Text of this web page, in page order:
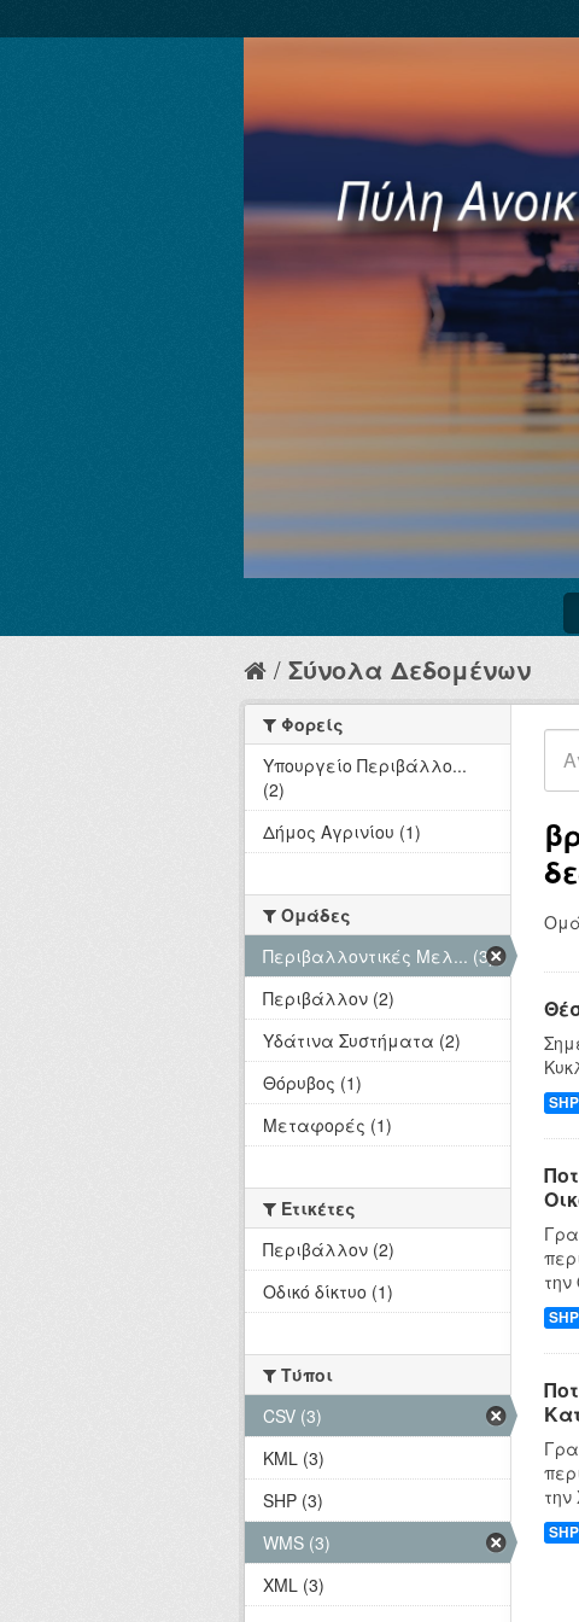
Σύνολα Δεδομένων
SHP
την
SHP
την
SHP
Φορείς
Υπουργείο Περιβάλλο...
(2)
Δήμος Αγρινίου (1)
Ομάδες
Περιβαλλοντικές Μελ... (3)
Περιβάλλον (2)
Υδάτινα Συστήματα (2)
Θόρυβος (1)
Μεταφορές (1)
Ετικέτες
Περιβάλλον (2)
Οδικό δίκτυο (1)
Τύποι
CSV (3)
KML (3)
SHP (3)
WMS (3)
XML (3)